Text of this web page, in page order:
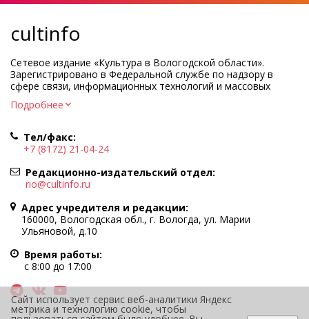
cultinfo
Сетевое издание «Культура в Вологодской области».
Зарегистрировано в Федеральной службе по надзору в
сфере связи, информационных технологий и массовых
Регистрационный номер и дата принятия решения о
Учредитель КУ ВО «Информационно-аналитический центр
культуры»
Адрес учредителя и редакции: 160000, Вологодская обл., г.
Вологда, ул. Марии Ульяновой, д.10
Главный редактор — Легчанова Елена Григорьевна
Политика в отношении обработки персональных данных
При полном или частичном использовании информации
портала гиперссылка на cultinfo.ru обязательна.
Редакция не несет ответственности за достоверность
информации, содержащейся в рекламных объявлениях.
12+
Подробнее
Тел/факс:
+7 (8172) 21-04-24
Редакционно-издательский отдел:
rio@cultinfo.ru
Адрес учредителя и редакции:
160000, Вологодская обл., г. Вологда, ул. Марии
Ульяновой, д.10
Время работы:
с 8:00 до 17:00
Сайт использует сервис веб-аналитики Яндекс
метрика и технологию cookie, чтобы